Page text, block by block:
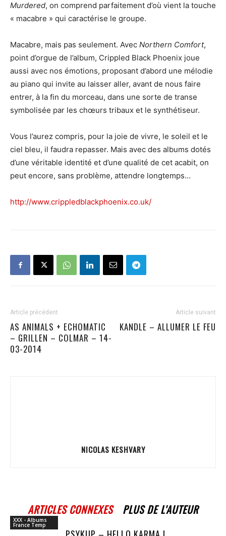
Murdered, on comprend parfaitement d’où vient la touche
« macabre » qui caractérise le groupe.
Macabre, mais pas seulement. Avec Northern Comfort,
point d’orgue de l’album, Crippled Black Phoenix joue
aussi avec nos émotions, proposant d’abord une mélodie
au piano qui invite au laisser aller, avant de nous faire
entrer, à la fin du morceau, dans une sorte de transe
symbolisée par les chœurs tribaux et le synthétiseur.
Vous l’aurez compris, pour la joie de vivre, le soleil et le
ciel bleu, il faudra repasser. Mais avec des albums dotés
d’une véritable identité et d’une qualité de cet acabit, on
peut encore, sans problème, attendre longtemps…
http://www.crippledblackphoenix.co.uk/
Article précédent
AS ANIMALS + ECHOMATIC
– GRILLEN – COLMAR – 14-
03-2014
Article suivant
KANDLE – ALLUMER LE FEU
NICOLAS KESHVARY
ARTICLES CONNEXES PLUS DE L'AUTEUR
XXX - Albums
France Temp